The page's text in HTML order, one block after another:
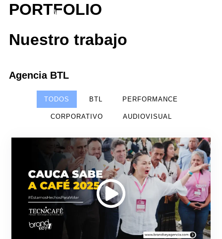
PORTFOLIO
Nuestro trabajo
Agencia BTL
TODOS BTL PERFORMANCE
CORPORATIVO AUDIOVISUAL